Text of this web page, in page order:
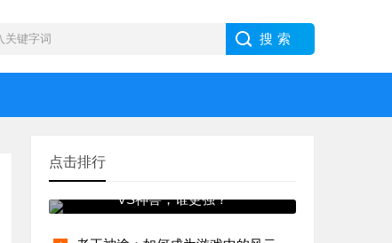
点击排行
道士职业输出力量对比-骷髅
VS神兽，谁更强？